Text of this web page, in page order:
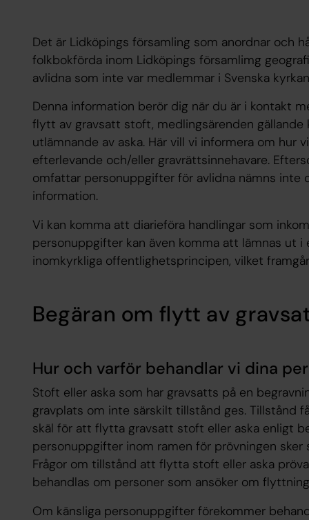
Det är Lidköpings församling som anordnar och
folkbokförda inom Lidköpings församlimg
avlidna som inte var medlemmar i Svenska
Denna information berör dig när du är i kontakt
flytt av gravsatt stoft, medlingsärenden gällande
utlämnande av aska. Här vill vi informera om hur
efterlevande och/eller gravrättsinnehavare.
omfattar personuppgifter för avlidna nämns inte
information.
Vi kan komma att diarieföra handlingar som
personuppgifter kan även komma att lämnas ut
inomkyrkliga offentlighetsprincipen, vilket framgår
Begäran om flytt av
Hur och varför behandlar vi dina
Stoft eller aska som har gravsatts på en
gravplats om inte särskilt tillstånd ges. Tillstånd
skäl för att flytta gravsatt stoft eller aska enligt
personuppgifter inom ramen för prövningen
Frågor om tillstånd att flytta stoft eller aska
behandlas om personer som ansöker om
Om känsliga personuppgifter förekommer